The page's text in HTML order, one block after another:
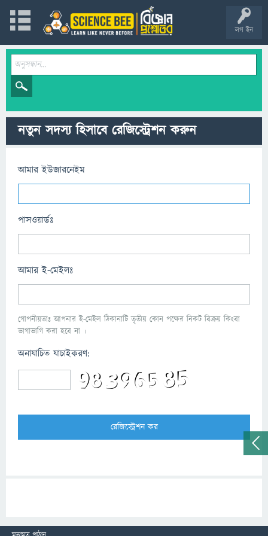
লগ ইন
নতুন সদস্য হিসাবে রেজিস্ট্রেশন করুন
আমার ইউজারনেইম
পাসওয়ার্ডঃ
আমার ই-মেইলঃ
গোপনীয়তাঃ আপনার ই-মেইল ঠিকানাটি তৃতীয় কোন পক্ষের নিকট বিক্রয় কিংবা
ভাগাভাগি করা হবে না ।
অনাযাচিত যাচাইকরণ: